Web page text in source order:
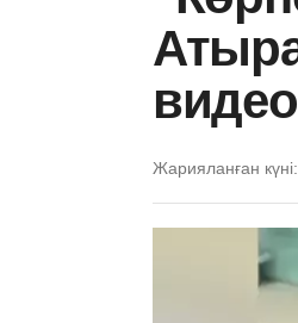
Жарияланған күні: